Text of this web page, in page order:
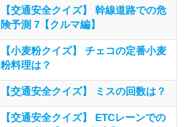
【交通安全クイズ】 幹線道路での危
険予測 7【クルマ編】
【小麦粉クイズ】 チェコの定番小麦
粉料理は？
【交通安全クイズ】 ミスの回数は？
【交通安全クイズ】 ETCレーンでの